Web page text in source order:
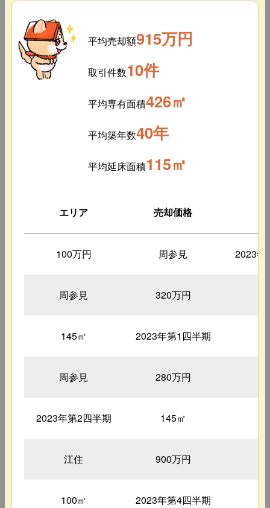
平均売却額915万円
取引件数10件
平均専有面積426㎡
平均築年数40年
平均延床面積115㎡
エリア 売却価格
100万円 周参見 2023年
周参見 320万円
145㎡ 2023年第1四半期
周参見 280万円
2023年第2四半期 145㎡
江住 900万円
100㎡ 2023年第4四半期